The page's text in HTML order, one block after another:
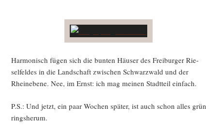
Har­mo­nisch fügen sich die bun­ten Häu­ser des Frei­bur­ger Rie­
sel­fel­des in die Land­schaft zwi­schen Schwarz­wald und der
Rhein­ebe­ne. Nee, im Ernst: ich mag mei­nen Stadt­teil einfach.
P.S.: Und jetzt, ein paar Wochen spä­ter, ist auch schon alles grün
ringsherum.